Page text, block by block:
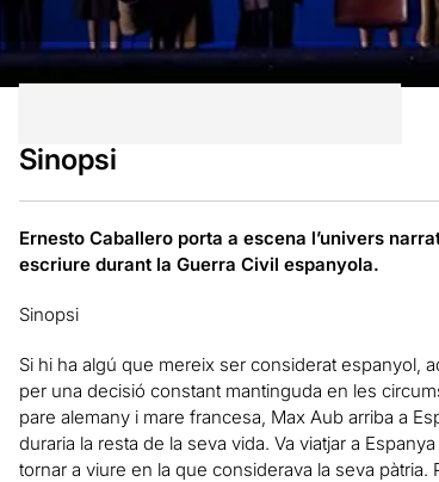
Sinopsi
Ernesto Caballero porta a escena l’univers
escriure durant la Guerra Civil espanyola.
Sinopsi
Si hi ha algú que mereix ser considerat espanyol,
per una decisió constant mantinguda en les
pare alemany i mare francesa, Max Aub arriba a
duraria la resta de la seva vida. Va viatjar a
tornar a viure en la que considerava la seva pàtria.